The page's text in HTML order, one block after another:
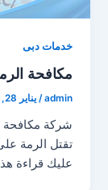
خدمات دبى
مكافحة الرمة
admin
/يناير 28, 2019
تقتل الرمة
عليك قراءة